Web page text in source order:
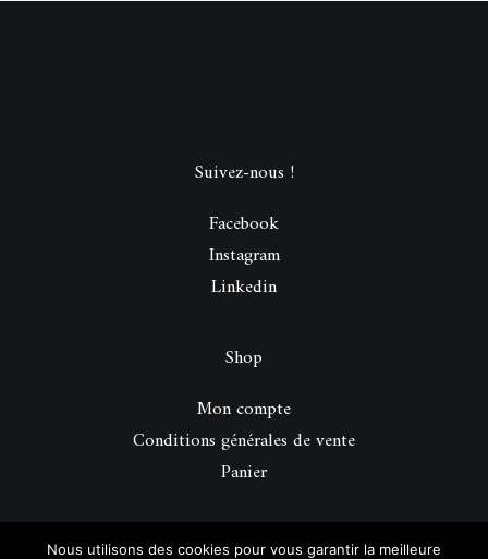
© 2026 Be Perfect Magazine.| Tous droits réservés.
Suivez-nous !
Facebook
Instagram
Linkedin
Shop
Mon compte
Conditions générales de vente
Panier
Nous utilisons des cookies pour vous garantir la meilleure